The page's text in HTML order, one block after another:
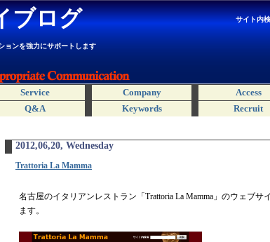
ブログ
ョンを強力にサポートします
サイト内
Service Company Access
Q&A Keywords Recruit
2012,06,20, Wednesday
Trattoria La Mamma
名古屋のイタリアンレストラン「Trattoria La Mamma」のウェブサ
ます。